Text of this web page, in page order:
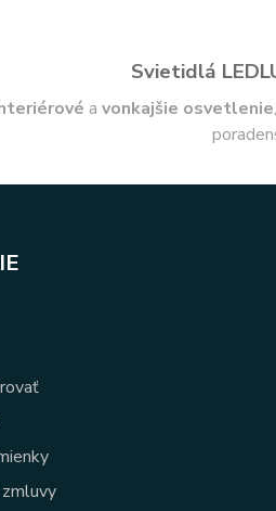
Svietidlá
a vonkajšie osvetlenie